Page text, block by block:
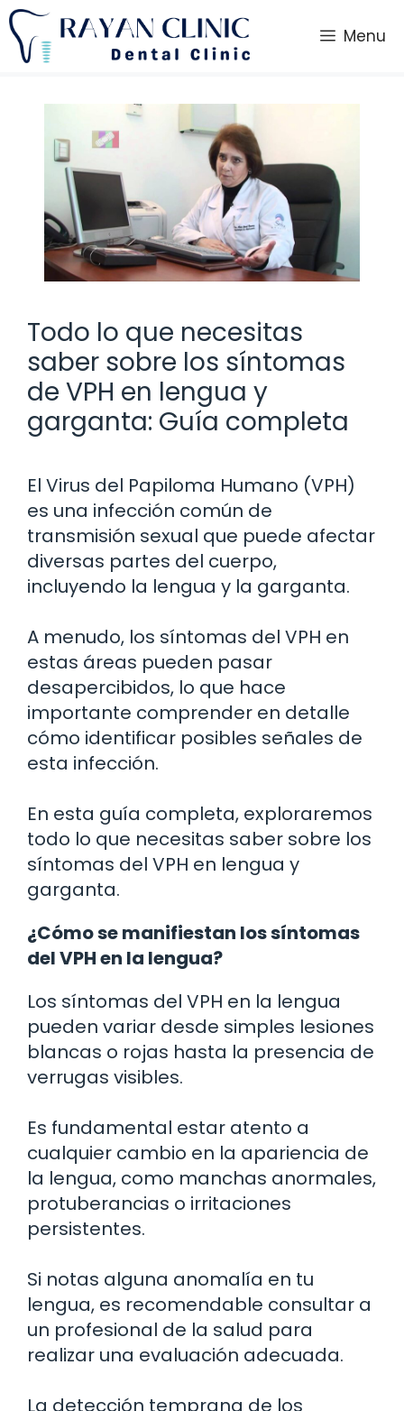
Saltar
al
contenido
Menu
Todo lo que necesitas
saber sobre los síntomas
de VPH en lengua y
garganta: Guía completa
El Virus del Papiloma Humano (VPH)
es una infección común de
transmisión sexual que puede afectar
diversas partes del cuerpo,
incluyendo la lengua y la garganta.
A menudo, los síntomas del VPH en
estas áreas pueden pasar
desapercibidos, lo que hace
importante comprender en detalle
cómo identificar posibles señales de
esta infección.
En esta guía completa, exploraremos
todo lo que necesitas saber sobre los
síntomas del VPH en lengua y
garganta.
¿Cómo se manifiestan los síntomas
del VPH en la lengua?
Los síntomas del VPH en la lengua
pueden variar desde simples lesiones
blancas o rojas hasta la presencia de
verrugas visibles.
Es fundamental estar atento a
cualquier cambio en la apariencia de
la lengua, como manchas anormales,
protuberancias o irritaciones
persistentes.
Si notas alguna anomalía en tu
lengua, es recomendable consultar a
un profesional de la salud para
realizar una evaluación adecuada.
La detección temprana de los